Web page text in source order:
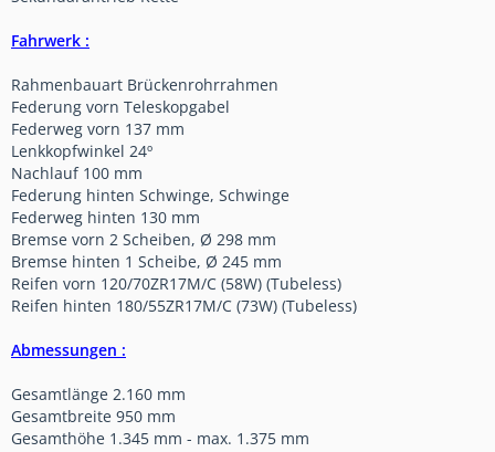
Fahrwerk :
Rahmenbauart Brückenrohrrahmen
Federung vorn Teleskopgabel
Federweg vorn 137 mm
Lenkkopfwinkel 24º
Nachlauf 100 mm
Federung hinten Schwinge, Schwinge
Federweg hinten 130 mm
Bremse vorn 2 Scheiben, Ø 298 mm
Bremse hinten 1 Scheibe, Ø 245 mm
Reifen vorn 120/70ZR17M/C (58W) (Tubeless)
Reifen hinten 180/55ZR17M/C (73W) (Tubeless)
Abmessungen :
Gesamtlänge 2.160 mm
Gesamtbreite 950 mm
Gesamthöhe 1.345 mm - max. 1.375 mm